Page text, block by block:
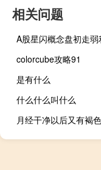
相关问题
colorcube攻略91
是有什么
什么什么叫什么